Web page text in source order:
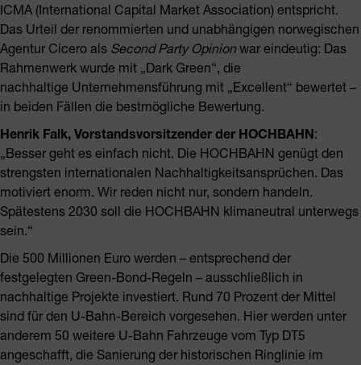
ICMA (International Capital Market Association) entspricht.
Das Urteil der renommierten und unabhängigen norwegischen
Agentur Cicero als Second Party Opinionwar eindeutig: Das
Rahmenwerk wurde mit „Dark Green“, die
nachhaltige Unternehmensführung mit „Excellent“ bewertet –
in beiden Fällen die bestmögliche Bewertung.
Henrik Falk, Vorstandsvorsitzender der HOCHBAHN:
„Besser geht es einfach nicht. Die HOCHBAHN genügt den
strengsten internationalen Nachhaltigkeitsansprüchen. Das
motiviert enorm. Wir reden nicht nur, sondern handeln.
Spätestens 2030 soll die HOCHBAHN klimaneutral unterwegs
sein.“
Die 500 Millionen Euro werden – entsprechend der
festgelegten Green-Bond-Regeln – ausschließlich in
nachhaltige Projekte investiert. Rund 70 Prozent der Mittel
sind für den U-Bahn-Bereich vorgesehen. Hier werden unter
anderem 50 weitere U-Bahn Fahrzeuge vom Typ DT5
angeschafft, die Sanierung der historischen Ringlinie im